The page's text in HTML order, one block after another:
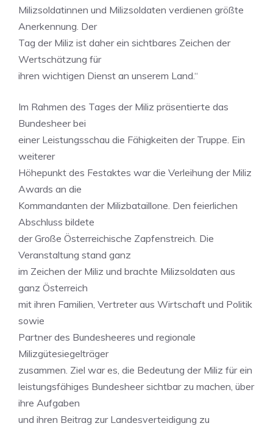
Milizsoldatinnen und Milizsoldaten verdienen größte
Anerkennung. Der
Tag der Miliz ist daher ein sichtbares Zeichen der
Wertschätzung für
ihren wichtigen Dienst an unserem Land.“
Im Rahmen des Tages der Miliz präsentierte das
Bundesheer bei
einer Leistungsschau die Fähigkeiten der Truppe. Ein
weiterer
Höhepunkt des Festaktes war die Verleihung der Miliz
Awards an die
Kommandanten der Milizbataillone. Den feierlichen
Abschluss bildete
der Große Österreichische Zapfenstreich. Die
Veranstaltung stand ganz
im Zeichen der Miliz und brachte Milizsoldaten aus
ganz Österreich
mit ihren Familien, Vertreter aus Wirtschaft und Politik
sowie
Partner des Bundesheeres und regionale
Milizgütesiegelträger
zusammen. Ziel war es, die Bedeutung der Miliz für ein
leistungsfähiges Bundesheer sichtbar zu machen, über
ihre Aufgaben
und ihren Beitrag zur Landesverteidigung zu